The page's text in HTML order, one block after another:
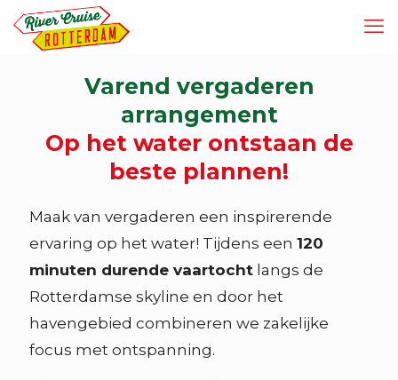
Varend vergaderen
arrangement
Op het water ontstaan de
beste plannen!
Maak van vergaderen een inspirerende
ervaring op het water! Tijdens een 120
minuten durende vaartocht langs de
Rotterdamse skyline en door het
havengebied combineren we zakelijke
focus met ontspanning.